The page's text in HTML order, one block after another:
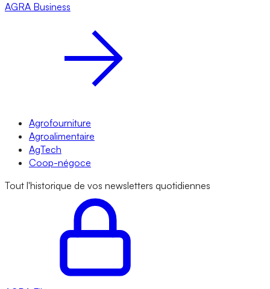
AGRA Business
Agrofourniture
Agroalimentaire
AgTech
Coop-négoce
Tout l'historique de vos newsletters quotidiennes